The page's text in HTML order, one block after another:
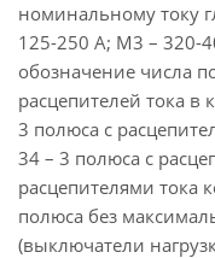
номинальному току
125-250 А; М3 – 320-
обозначение числа
расцепителей тока
3 полюса с
34 – 3 полюса с
расцепителями тока
полюса без
(выключатели